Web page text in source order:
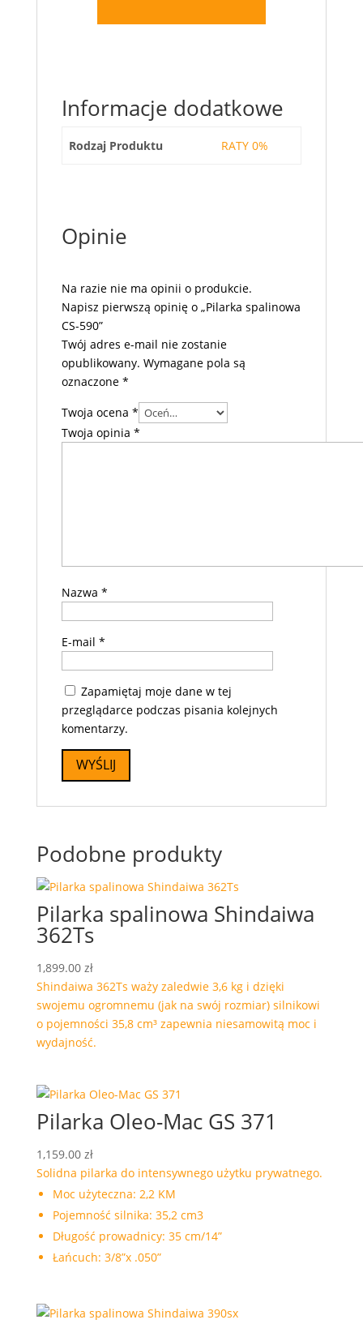
Informacje dodatkowe
Rodzaj Produktu RATY 0%
Opinie
Na razie nie ma opinii o produkcie.
Napisz pierwszą opinię o „Pilarka spalinowa
CS-590”
Twój adres e-mail nie zostanie
opublikowany. Wymagane pola są
oznaczone *
Twoja ocena *
Twoja opinia *
Nazwa *
E-mail *
Zapamiętaj moje dane w tej
przeglądarce podczas pisania kolejnych
komentarzy.
Podobne produkty
Pilarka spalinowa Shindaiwa
362Ts
1,899.00 zł
Shindaiwa 362Ts waży zaledwie 3,6 kg i dzięki
swojemu ogromnemu (jak na swój rozmiar) silnikowi
o pojemności 35,8 cm³ zapewnia niesamowitą moc i
wydajność.
Pilarka Oleo-Mac GS 371
1,159.00 zł
Solidna pilarka do intensywnego użytku prywatnego.
Moc użyteczna: 2,2 KM
Pojemność silnika: 35,2 cm3
Długość prowadnicy: 35 cm/14”
Łańcuch: 3/8”x .050”